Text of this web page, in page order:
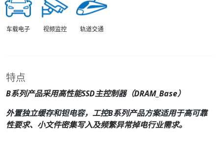
车载电子 视频监控 轨道交通
特点
B系列产品采用高性能SSD主控制器（DRAM_ Base）
外置独立缓存和钽电容，工控B系列产品方案适用于高可靠
性要求、小文件密集写入及频繁异常掉电行业需求。